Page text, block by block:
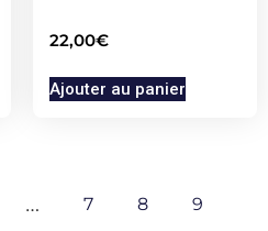
22,00€
Ajouter au panier
… 7 8 9